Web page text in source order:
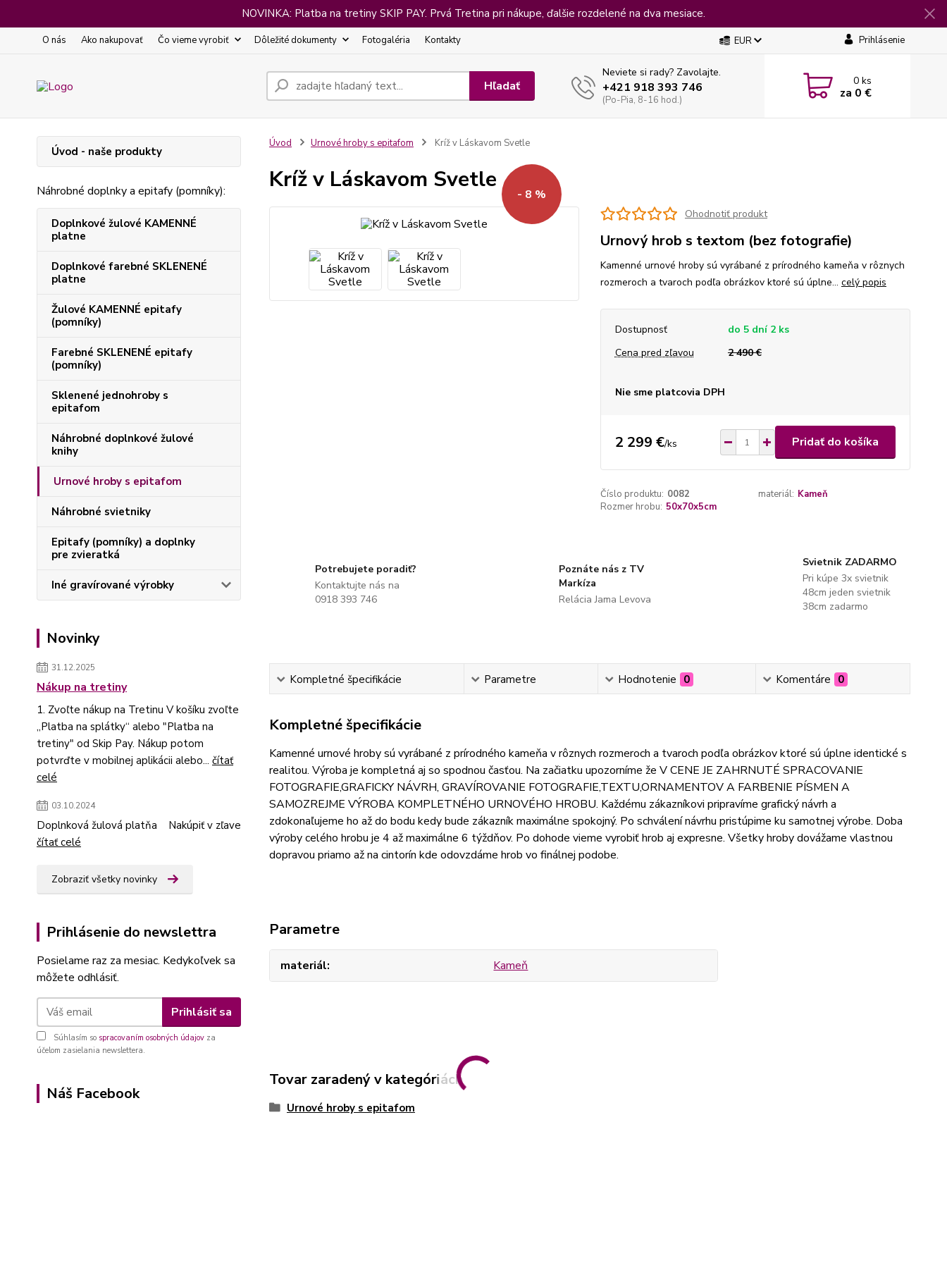
NOVINKA: Platba na tretiny SKIP PAY. Prvá Tretina pri nákupe, ďalšie rozdelené na dva mesiace.
O nás Ako nakupovať Čo vieme vyrobiť Dôležité dokumenty Fotogaléria Kontakty EUR Prihlásenie
Hľadať
Neviete si rady? Zavolajte.
+421 918 393 746
(Po-Pia, 8-16 hod.)
0ks
za 0 €
Úvod - naše produkty
Náhrobné doplnky a epitafy (pomníky):
Doplnkové žulové KAMENNÉ
platne
Doplnkové farebné SKLENENÉ
platne
Žulové KAMENNÉ epitafy
(pomníky)
Farebné SKLENENÉ epitafy
(pomníky)
Sklenené jednohroby s
epitafom
Náhrobné doplnkové žulové
knihy
Urnové hroby s epitafom
Náhrobné svietniky
Epitafy (pomníky) a doplnky
pre zvieratká
Iné gravírované výrobky
Novinky
31.12.2025
Nákup na tretiny
1. Zvoľte nákup na Tretinu V košíku zvoľte
„Platba na splátky“ alebo "Platba na
tretiny" od Skip Pay. Nákup potom
potvrďte v mobilnej aplikácii alebo... čítať
celé
03.10.2024
Doplnková žulová platňa Nakúpiť v zľave
čítať celé
Zobraziť všetky novinky
Prihlásenie do newslettra
Posielame raz za mesiac. Kedykoľvek sa
môžete odhlásiť.
Prihlásiť sa
Súhlasím so spracovaním osobných údajov za
účelom zasielania newslettera.
Náš Facebook
Úvod Urnové hroby s epitafom Kríž v Láskavom Svetle
Kríž v Láskavom Svetle
- 8 %
Ohodnotiť produkt
Urnový hrob s textom (bez fotografie)
Kamenné urnové hroby sú vyrábané z prírodného kameňa v rôznych
rozmeroch a tvaroch podľa obrázkov ktoré sú úplne... celý popis
Dostupnosť
do 5 dní 2 ks
Cena pred zľavou
2 490 €
Nie sme platcovia DPH
2 299 €/ks Pridať do košíka
Číslo produktu: 0082 materiál: Kameň
Rozmer hrobu: 50x70x5cm
Potrebujete poradiť?
Kontaktujte nás na
0918 393 746
Poznáte nás z TV
Markíza
Relácia Jama Levova
Svietnik ZADARMO
Pri kúpe 3x svietnik
48cm jeden svietnik
38cm zadarmo
Kompletné špecifikácie Parametre Hodnotenie 0 Komentáre 0
Kompletné špecifikácie
Kamenné urnové hroby sú vyrábané z prírodného kameňa v rôznych rozmeroch a tvaroch podľa obrázkov ktoré sú úplne identické s
realitou. Výroba je kompletná aj so spodnou časťou. Na začiatku upozorníme že V CENE JE ZAHRNUTÉ SPRACOVANIE
FOTOGRAFIE,GRAFICKY NÁVRH, GRAVÍROVANIE FOTOGRAFIE,TEXTU,ORNAMENTOV A FARBENIE PÍSMEN A
SAMOZREJME VÝROBA KOMPLETNÉHO URNOVÉHO HROBU. Každému zákazníkovi pripravíme grafický návrh a
zdokonaľujeme ho až do bodu kedy bude zákazník maximálne spokojný. Po schválení návrhu pristúpime ku samotnej výrobe. Doba
výroby celého hrobu je 4 až maximálne 6 týždňov. Po dohode vieme vyrobiť hrob aj expresne. Všetky hroby dovážame vlastnou
dopravou priamo až na cintorín kde odovzdáme hrob vo finálnej podobe.
Parametre
materiál Kameň
Tovar zaradený v kategóriách
Urnové hroby s epitafom